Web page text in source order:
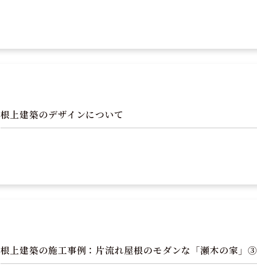
根上建築のデザインについて
根上建築の施工事例：片流れ屋根のモダンな「瀬木の家」③